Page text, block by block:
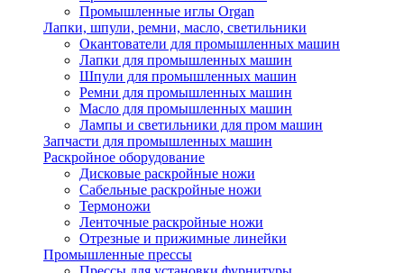
Промышленные иглы Organ
Лапки, шпули, ремни, масло, светильники
Окантователи для промышленных машин
Лапки для промышленных машин
Шпули для промышленных машин
Ремни для промышленных машин
Масло для промышленных машин
Лампы и светильники для пром машин
Запчасти для промышленных машин
Раскройное оборудование
Дисковые раскройные ножи
Сабельные раскройные ножи
Термоножи
Ленточные раскройные ножи
Отрезные и прижимные линейки
Промышленные прессы